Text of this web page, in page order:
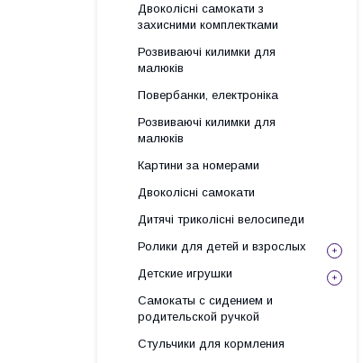
Двоколісні самокати з
захисними комплектками
Розвиваючі килимки для
малюків
Повербанки, електроніка
Розвиваючі килимки для
малюків
Картини за номерами
Двоколісні самокати
Дитячі триколісні велосипеди
Ролики для детей и взрослых
Детские игрушки
Самокаты с сидением и
родительской ручкой
Стульчики для кормления